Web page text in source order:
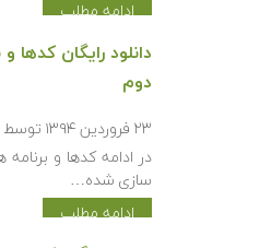
ادامه مطلب
دوم
۲۳ فروردین ۱۳۹۴ توسط
سازی شده…
ادامه مطلب